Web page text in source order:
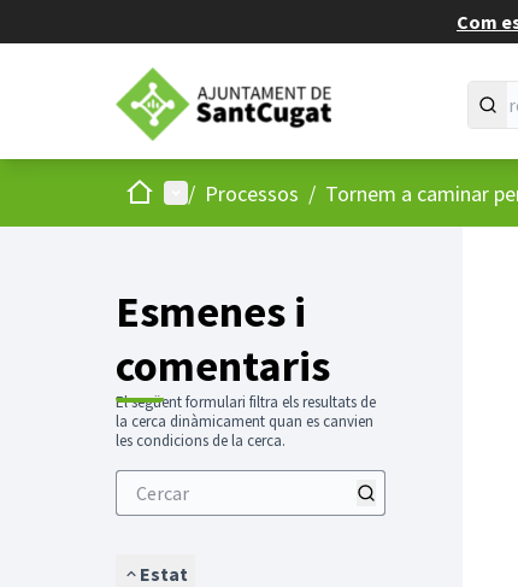
Com
Inici Menú principal
/ Processos / Tornem a caminar
Esmenes i
comentaris
El següent formulari filtra els resultats de
la cerca dinàmicament quan es canvien
les condicions de la cerca.
Estat